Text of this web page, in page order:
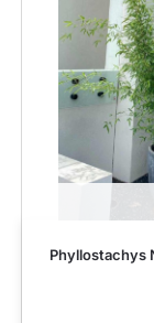
Phyllostachys